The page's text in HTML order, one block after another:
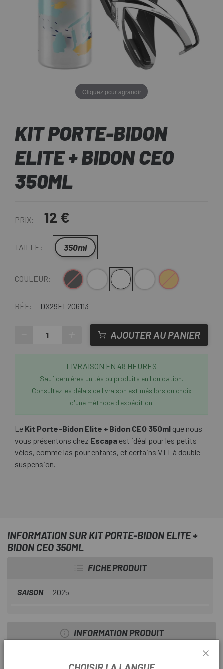
Cliquez pour agrandir
KIT PORTE-BIDON
ELITE + BIDON CEO
350ML
PRIX: 12 €
TAILLE: 350ml
COULEUR: Noir-Gris
Transparent-Rouge
Transparente-Azul
Transparente-Verde
Transparente - Naranja
RÉF: DX29EL206113
AJOUTER AU PANIER
LIVRAISON EN 48 HEURES
Sauf dernières unités ou produits en liquidation.
Consultez les délais de livraison estimés lors du choix
d'une méthode d'expédition.
Le Kit Porte-Bidon Elite + Bidon CEO 350ml que nous
vous présentons chez Escapa est idéal pour les petits
vélos, comme las pour enfants, et certains VTT à double
suspension.
INFORMATION SUR KIT PORTE-BIDON ELITE +
BIDON CEO 350ML
FICHE PRODUIT
SAISON 2025
INFORMATION PRODUIT